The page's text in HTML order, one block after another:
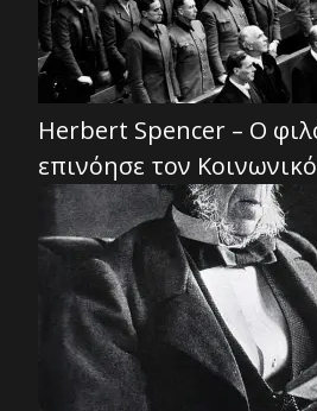
Herbert Spencer – Ο
επινόησε τον